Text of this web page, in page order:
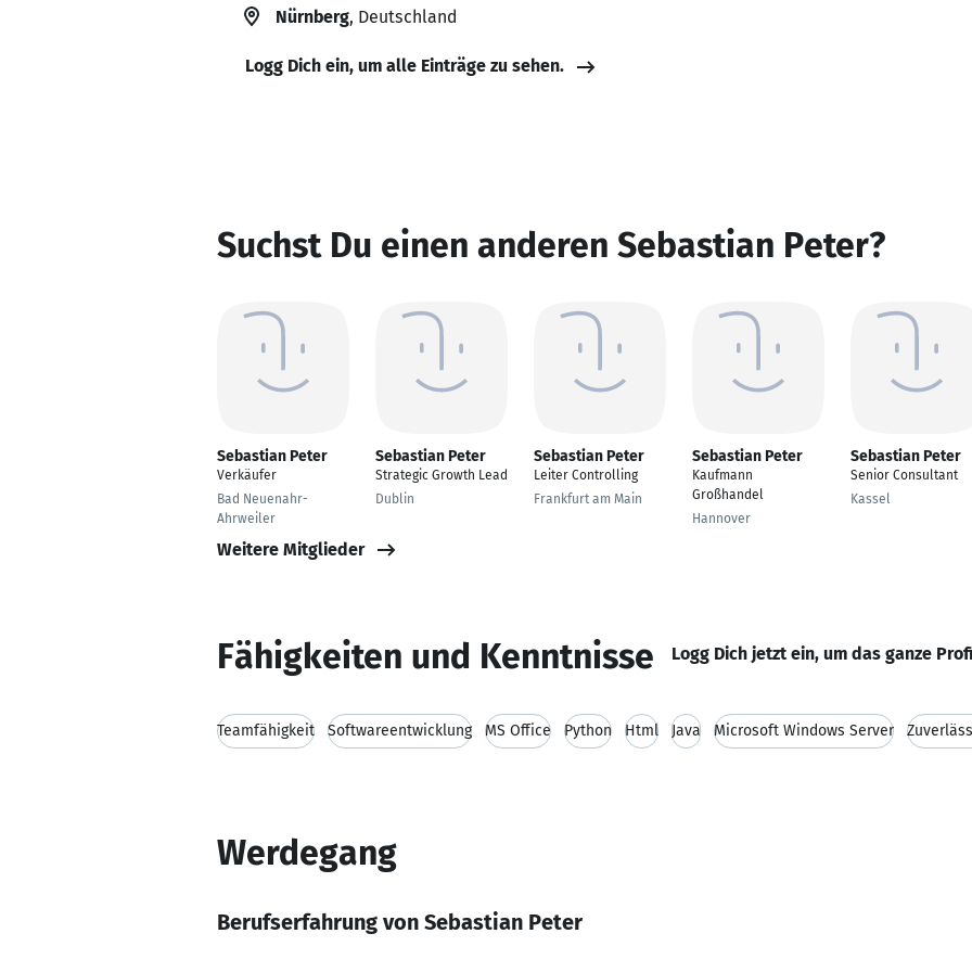
Nürnberg, Deutschland
Logg Dich ein, um alle Einträge zu sehen.
Suchst Du einen anderen Sebastian Peter?
Sebastian Peter
Verkäufer
Bad Neuenahr-
Ahrweiler
Sebastian Peter
Strategic Growth Lead
Dublin
Sebastian Peter
Leiter Controlling
Frankfurt am Main
Sebastian Peter
Kaufmann
Großhandel
Hannover
Sebastian Peter
Senior Consultant
Kassel
Weitere Mitglieder
Fähigkeiten und Kenntnisse Logg Dich jetzt ein, um das ganze
Teamfähigkeit Softwareentwicklung MS Office Python Html Java Microsoft Windows Server
Werdegang
Berufserfahrung von Sebastian Peter